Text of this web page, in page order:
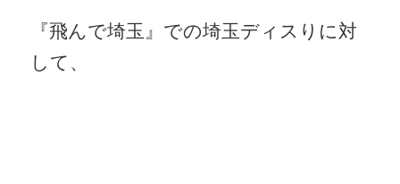
『飛んで埼玉』での埼玉ディスりに対
して、